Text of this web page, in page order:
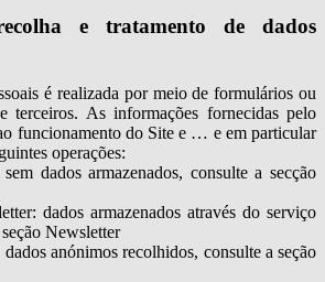
e tratamento de dados
é realizada por meio de formulários ou
terceiros. As informações fornecidas pelo
funcionamento do Site e … e em particular
operações:
dados armazenados, consulte a secção
dados armazenados através do serviço
Newsletter
anónimos recolhidos, consulte a seção